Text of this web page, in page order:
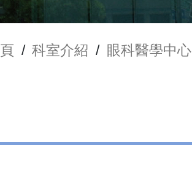
/ 科室介紹 / 眼科醫學中心